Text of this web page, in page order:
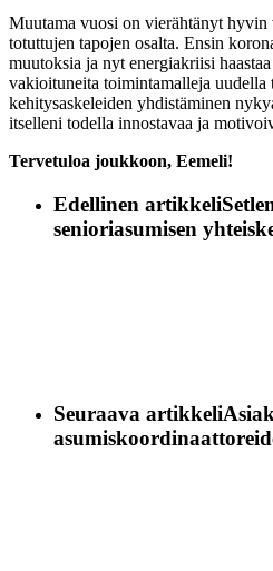
Muutama vuosi on vierähtänyt hyvin
totuttujen tapojen osalta. Ensin
muutoksia ja nyt energiakriisi
vakioituneita toimintamalleja
kehitysaskeleiden yhdistäminen
itselleni todella innostavaa ja
Tervetuloa joukkoon, Eemeli!
Edellinen artikkeli
senioriasumisen
Seuraava artikkeli